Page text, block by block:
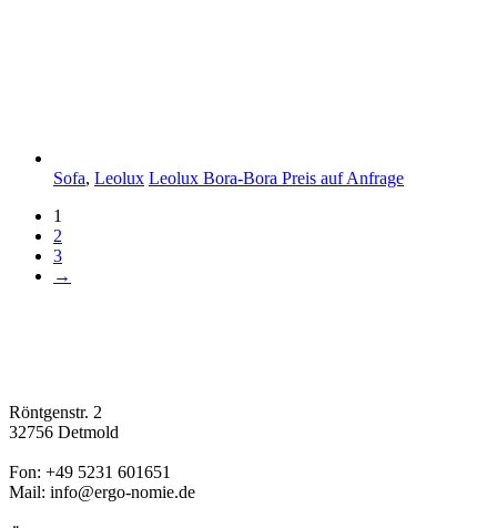
Sofa, Leolux Leolux Bora-Bora Preis auf Anfrage
1
2
3
→
Röntgenstr. 2
32756 Detmold
Fon: +49 5231 601651
Mail: info@ergo-nomie.de